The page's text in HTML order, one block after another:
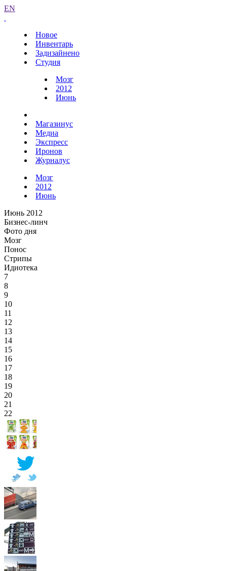
EN
Новое
Инвентарь
Задизайнено
Студия
Мозг
2012
Июнь
Магазинус
Медиа
Экспресс
Иронов
Журналус
Мозг
2012
Июнь
Июнь 2012
Бизнес-линч
Фото дня
Мозг
Понос
Стрипы
Идиотека
7
8
9
10
11
12
13
14
15
16
17
18
19
20
21
22